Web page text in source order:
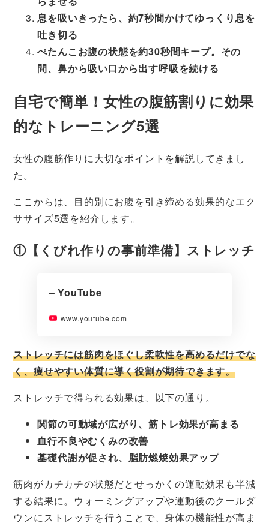
息を吸いきったら、約7秒間かけてゆっくり息を
吐き切る
ぺたんこお腹の状態を約30秒間キープ。その
間、鼻から吸い口から出す呼吸を続ける
自宅で簡単！女性の腹筋割りに効果
的なトレーニング5選
女性の腹筋作りに大切なポイントを解説してきまし
た。
ここからは、目的別にお腹を引き締める効果的なエク
ササイズ5選を紹介します。
①【くびれ作りの事前準備】ストレッチ
– YouTube
www.youtube.com
ストレッチには筋肉をほぐし柔軟性を高めるだけでな
く、痩せやすい体質に導く役割が期待できます。
ストレッチで得られる効果は、以下の通り。
関節の可動域が広がり、筋トレ効果が高まる
血行不良やむくみの改善
基礎代謝が促され、脂肪燃焼効果アップ
筋肉がカチカチの状態だとせっかくの運動効果も半減
する結果に。ウォーミングアップや運動後のクールダ
ウンにストレッチを行うことで、身体の機能性が高ま